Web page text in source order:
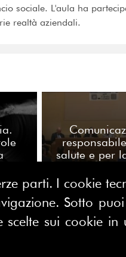
sociale. L'aula ha
realtà aziendali.
salute e per
parti. I cookie
Sotto
sui cookie